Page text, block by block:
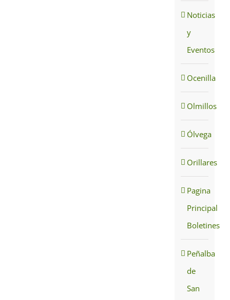
Noticias
y
Eventos
Ocenilla
Olmillos
Ólvega
Orillares
Pagina
Principal
Boletines
Peñalba
de
San